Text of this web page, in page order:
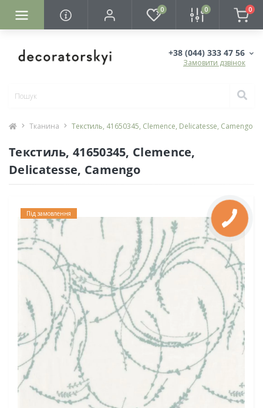
0 0 0
+38 (044) 333 47 56
Замовити дзвінок
Тканина Текстиль, 41650345, Clemence, Delicatesse, Camengo
Текстиль, 41650345, Clemence,
Delicatesse, Camengo
Під замовлення